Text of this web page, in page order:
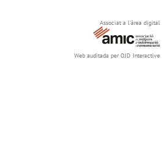
Associat a l'àrea digital
Web auditada per OJD Interactive